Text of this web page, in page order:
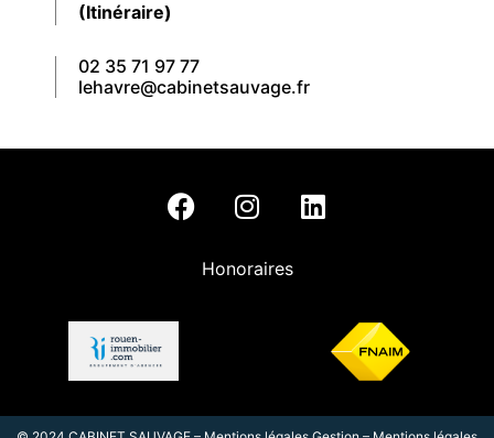
(Itinéraire)
02 35 71 97 77
lehavre@cabinetsauvage.fr
Honoraires